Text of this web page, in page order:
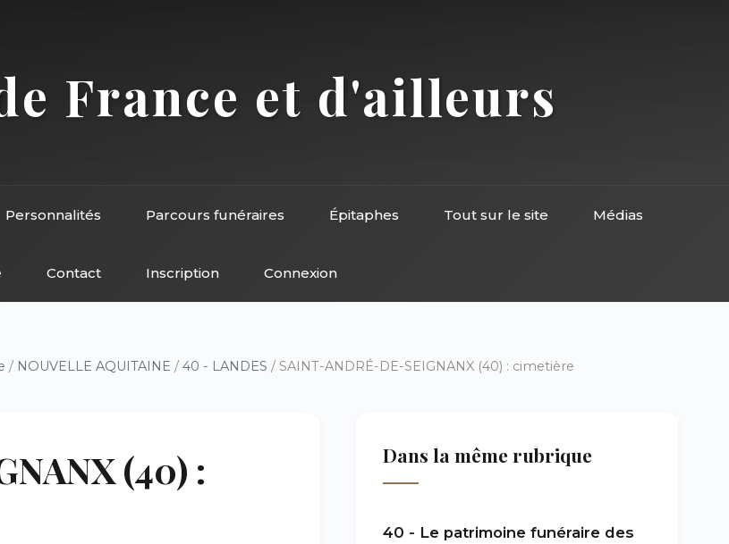
France et d'ailleurs
Personnalités Parcours funéraires Épitaphes Tout sur le site Médias
Contact Inscription Connexion
/ NOUVELLE AQUITAINE / 40 - LANDES / SAINT-ANDRÉ-DE-SEIGNANX (40) : cimetière
(40) :
Dans la même rubrique
40 - Le patrimoine funéraire des